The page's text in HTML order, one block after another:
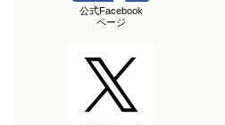
公式Facebook
ページ